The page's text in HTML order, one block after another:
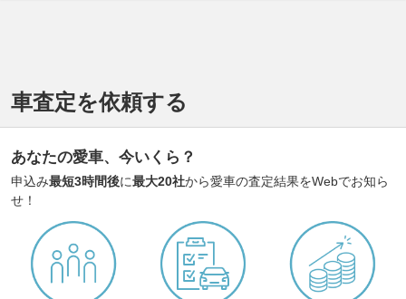
車査定を依頼する
あなたの愛車、今いくら？
申込み最短3時間後に最大20社から愛車の査定結果をWebでお知ら
せ！